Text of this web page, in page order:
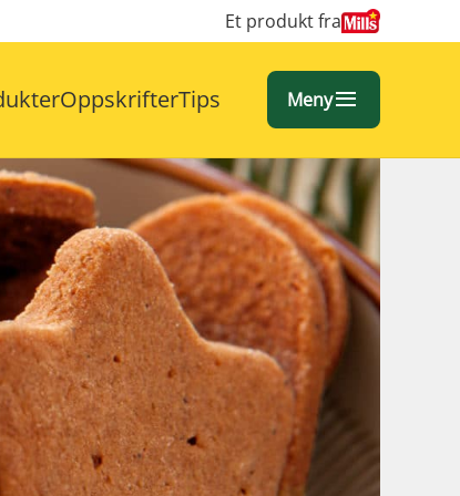
Et produkt fra
OppskrifterTips Meny